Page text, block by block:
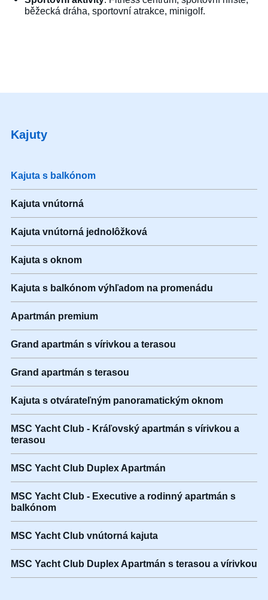
běžecká dráha, sportovní atrakce, minigolf.
Kajuty
Kajuta s balkónom
Kajuta vnútorná
Kajuta vnútorná jednolôžková
Kajuta s oknom
Kajuta s balkónom výhľadom na promenádu
Apartmán premium
Grand apartmán s vírivkou a terasou
Grand apartmán s terasou
Kajuta s otvárateľným panoramatickým oknom
MSC Yacht Club - Kráľovský apartmán s vírivkou a
terasou
MSC Yacht Club Duplex Apartmán
MSC Yacht Club - Executive a rodinný apartmán s
balkónom
MSC Yacht Club vnútorná kajuta
MSC Yacht Club Duplex Apartmán s terasou a vírivkou